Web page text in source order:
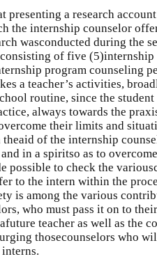
presenting a research
the internship counselor
wasconducted during the
of five
program counseling
a teacher’s activities,
routine, since the
always towards the
their limits and
of the internship
in a spiritso as to
possible to check the
to the intern within the
is among the various
who must pass it on to
teacher as well as the
thosecounselors who